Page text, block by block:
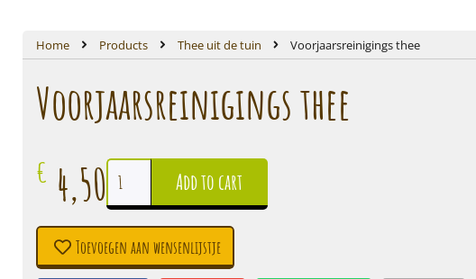
Home Products Thee uit de tuin Voorjaarsreinigings thee
Voorjaarsreinigings thee
€ 4,50 Add to cart
Toevoegen aan wensenlijstje